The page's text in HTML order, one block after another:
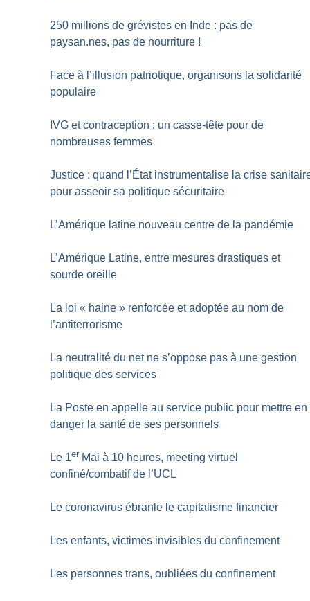
250 millions de grévistes en Inde : pas de
paysan.nes, pas de nourriture !
Face à l’illusion patriotique, organisons la solidarité
populaire
IVG et contraception : un casse-tête pour de
nombreuses femmes
Justice : quand l’État instrumentalise la crise
pour asseoir sa politique sécuritaire
L’Amérique latine nouveau centre de la pandémie
L’Amérique Latine, entre mesures drastiques et
sourde oreille
La loi « haine » renforcée et adoptée au nom de
l’antiterrorisme
La neutralité du net ne s’oppose pas à une gestion
politique des services
La Poste en appelle au service public pour mettre en
danger la santé de ses personnels
Le 1er Mai à 10 heures, meeting virtuel
confiné/combatif de l’UCL
Le coronavirus ébranle le capitalisme financier
Les enfants, victimes invisibles du confinement
Les personnes trans, oubliées du confinement